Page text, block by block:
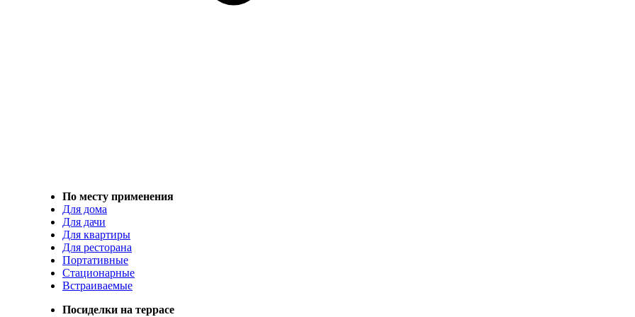
По месту применения
Для дома
Для дачи
Для квартиры
Для ресторана
Портативные
Стационарные
Встраиваемые
Посиделки на террасе